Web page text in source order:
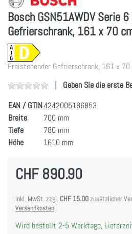
Bosch GSN51AWDV Serie
Gefrierschrank, 161 x 70
Freistehender Gefrierschrank, 161 x
Geben Sie die erste
EAN / GTIN4242005186853
Breite
700 mm
Tiefe
780 mm
Höhe
1610 mm
CHF 890.90
inkl. MwSt. zzgl. CHF 15.00zusätzlicher
Versandkosten
Wird bestellt 2-5 Werktage,